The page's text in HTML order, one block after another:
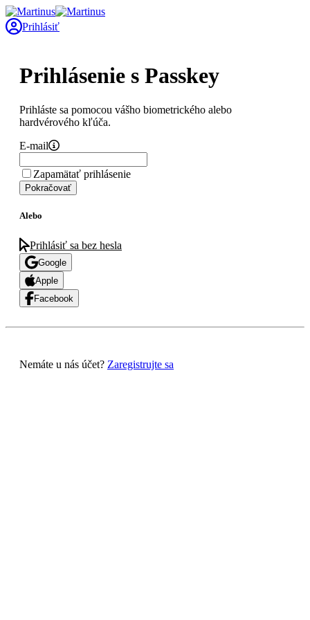
Prihlásiť
Prihlásenie s Passkey
Prihláste sa pomocou vášho biometrického alebo
hardvérového kľúča.
E-mail
Zapamätať prihlásenie
Pokračovať
Alebo
Prihlásiť sa bez hesla
Google
Apple
Facebook
Nemáte u nás účet? Zaregistrujte sa